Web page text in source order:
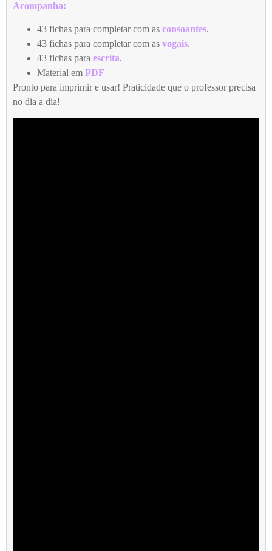
Acompanha:
43 fichas para completar com as consoantes.
43 fichas para completar com as vogais.
43 fichas para escrita.
Material em PDF
Pronto para imprimir e usar! Praticidade que o professor precisa
no dia a dia!